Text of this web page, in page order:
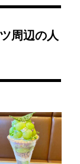
周辺の人